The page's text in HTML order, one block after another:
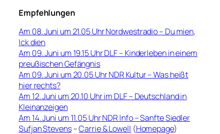
Empfehlungen
Am 08. Juni um 21.05 Uhr Nordwestradio – Du mien,
Ick dien
Am 09. Juni um 19.15 Uhr DLF – Kinderleben in einem
preußischen Gefängnis
Am 09. Juni um 20.05 Uhr NDR Kultur – Was heißt
hier rechts?
Am 12. Juni um 20.10 Uhr im DLF – Deutschland in
Kleinanzeigen
Am 14. Juni um 11.05 Uhr NDR Info – Sanfte Siedler
Sufjan Stevens–Carrie & Lowell (Homepage)